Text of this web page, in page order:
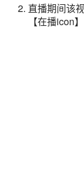
直播期间该
【在播icon】